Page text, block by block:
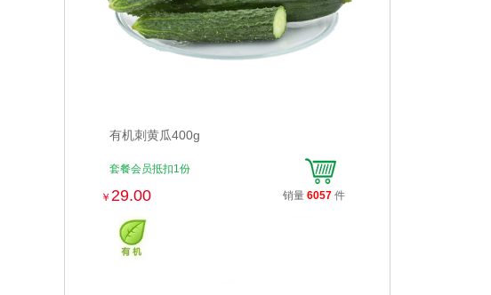
有机刺黄瓜400g
套餐会员抵扣1份
￥ 29.00 销量 6057 件